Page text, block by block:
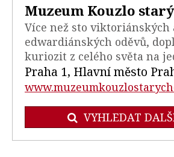
Muzeum Kouzlo
Více než sto viktoriánských
edwardiánských oděvů,
kuriozit z celého světa na
Praha 1, Hlavní město
VYHLEDAT